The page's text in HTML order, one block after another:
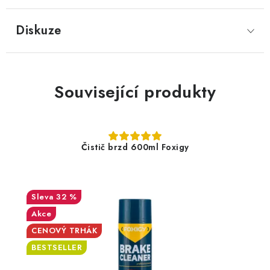
Diskuze
Související produkty
Čistič brzd 600ml Foxigy
32 %
Akce
CENOVÝ TRHÁK
BESTSELLER